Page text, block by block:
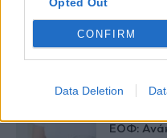
CONFIRM
Data Deletion
27
ΕΟΦ: